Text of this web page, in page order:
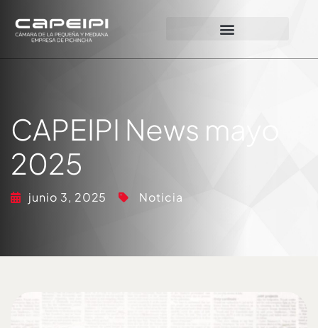
CAPEIPI News mayo
2025
junio 3, 2025 Noticia